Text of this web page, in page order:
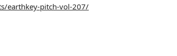
earthkey-pitch-vol-207/